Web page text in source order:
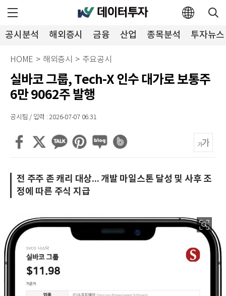
공시분석 해외증시 금융 산업 종목분석 투자뉴스
HOME > 해외증시 > 주요공시
실바코 그룹, Tech-X 인수 대가로 보통주
6만 9062주 발행
공시팀 / 입력 : 2026-07-07 06:31
전 주주 존 캐리 대상... 개발 마일스톤 달성 및 사후 조
정에 따른 주식 지급